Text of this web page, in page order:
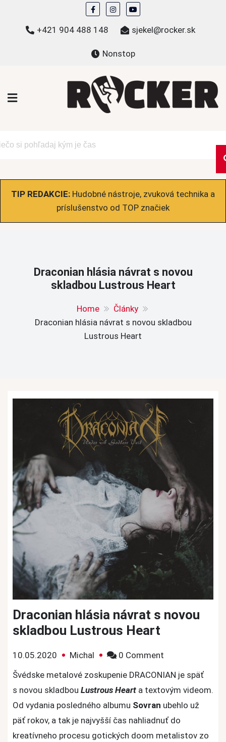
content
+421 904 488 148 sjekel@rocker.sk
Nonstop
TIP REDAKCIE: Hudobné nástroje, zvuková technika a
príslušenstvo od TOP značiek
Draconian hlásia návrat s novou
skladbou Lustrous Heart
Home
Články
Draconian hlásia návrat s novou skladbou
Lustrous Heart
Draconian hlásia návrat s novou
skladbou Lustrous Heart
10.05.2020 Michal 0 Comment
hlásia
návrat
s
novou
skladbou
Švédske metalové zoskupenie DRACONIAN je späť
s novou skladbou Lustrous Heart a textovým videom.
Od vydania posledného albumu Sovran ubehlo už
päť rokov, a tak je najvyšší čas nahliadnuť do
kreatívneho procesu gotických doom metalistov zo